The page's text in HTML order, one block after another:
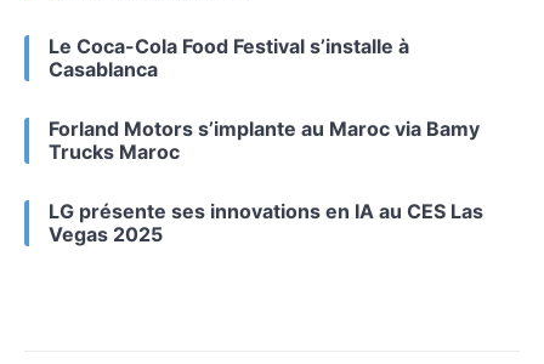
Le Coca-Cola Food Festival s’installe à
Casablanca
Forland Motors s’implante au Maroc via Bamy
Trucks Maroc
LG présente ses innovations en IA au CES Las
Vegas 2025